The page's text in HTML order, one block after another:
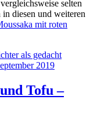
selten
diesen und weiteren
mit roten
2019
Tofu –